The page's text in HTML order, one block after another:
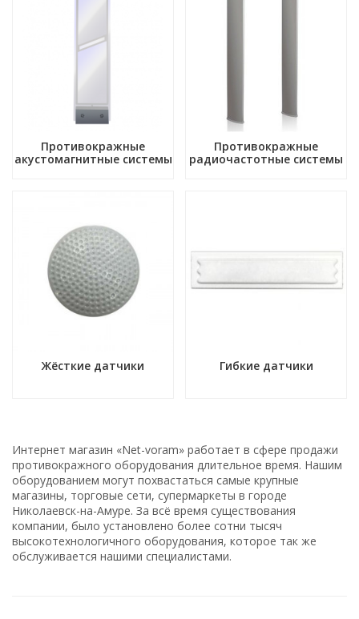
Противокражные
акустомагнитные системы
Противокражные
радиочастотные системы
Жёсткие датчики Гибкие датчики
Интернет магазин «Net-voram» работает в сфере продажи
противокражного оборудования длительное время. Нашим
оборудованием могут похвастаться самые крупные
магазины, торговые сети, супермаркеты в городе
Николаевск-на-Амуре. За всё время существования
компании, было установлено более сотни тысяч
высокотехнологичного оборудования, которое так же
обслуживается нашими специалистами.